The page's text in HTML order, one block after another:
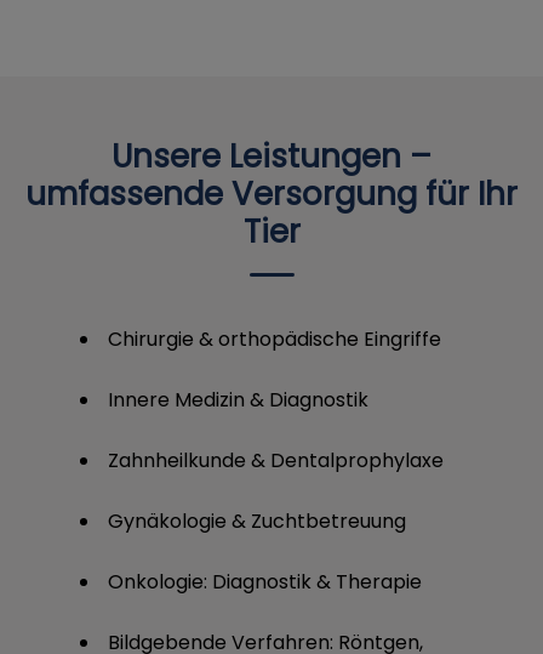
Unsere Leistungen –
umfassende Versorgung für Ihr
Tier
Chirurgie & orthopädische Eingriffe
Innere Medizin & Diagnostik
Zahnheilkunde & Dentalprophylaxe
Gynäkologie & Zuchtbetreuung
Onkologie: Diagnostik & Therapie
Bildgebende Verfahren: Röntgen,